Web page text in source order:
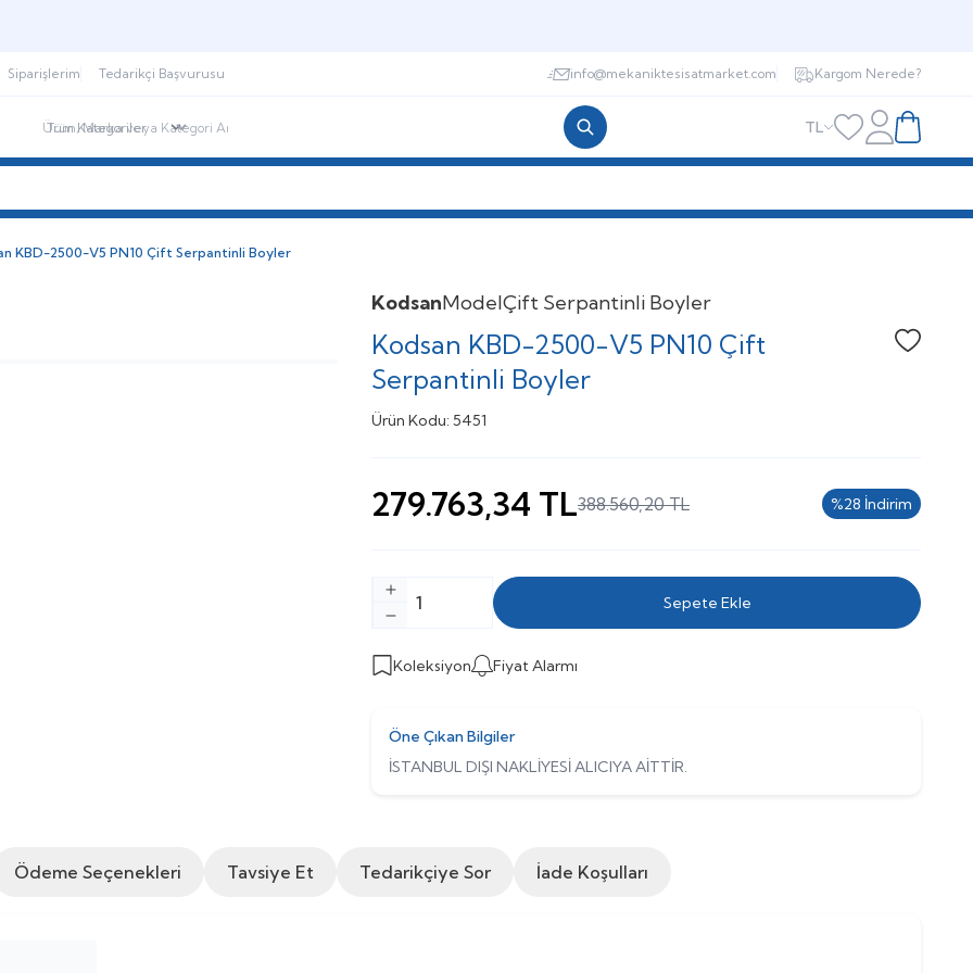
Siparişlerim Tedarikçi Başvurusu info@mekaniktesisatmarket.com Kargom Nerede?
TL Favorilerim
HesabımSepetim
KBD-2500-V5 PN10 Çift Serpantinli Boyler
KodsanModelÇift Serpantinli Boyler
Kodsan KBD-2500-V5 PN10 Çift
Serpantinli Boyler
Favoriye
Ürün Kodu: 5451
279.763,34 TL388.560,20TL %28 İndirim
Sepete Ekle
Koleksiyon Fiyat Alarmı
Öne Çıkan Bilgiler
İSTANBUL DIŞI NAKLİYESİ ALICIYA AİTTİR.
Ödeme Seçenekleri Tavsiye Et Tedarikçiye Sor İade Koşulları